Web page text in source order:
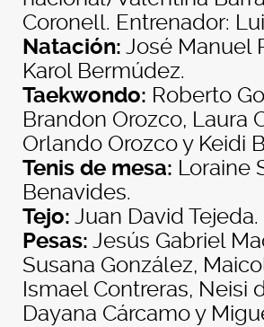
Coronell. Entrenador:
Natación: José Manuel
Karol Bermúdez.
Taekwondo: Roberto
Brandon Orozco, Laura
Orlando Orozco y Keidi
Tenis de mesa: Loraine
Benavides.
Tejo: Juan David Tejeda.
Pesas: Jesús Gabriel
Susana González,
Ismael Contreras, Neisi
Dayana Cárcamo y